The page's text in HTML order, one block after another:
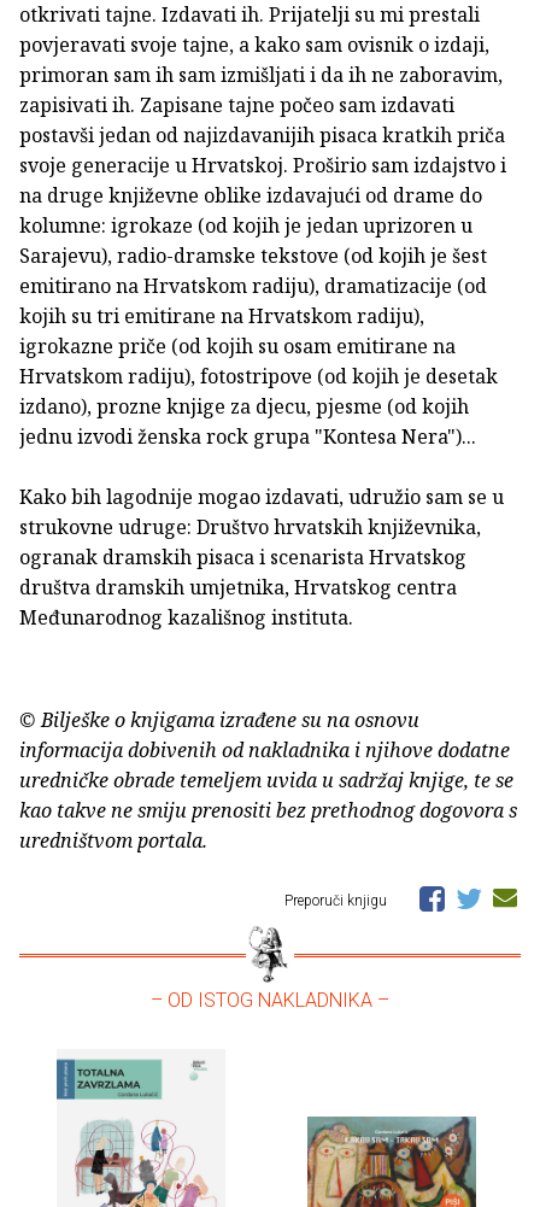
otkrivati tajne. Izdavati ih. Prijatelji su mi prestali
povjeravati svoje tajne, a kako sam ovisnik o izdaji,
primoran sam ih sam izmišljati i da ih ne zaboravim,
zapisivati ih. Zapisane tajne počeo sam izdavati
postavši jedan od najizdavanijih pisaca kratkih priča
svoje generacije u Hrvatskoj. Proširio sam izdajstvo i
na druge književne oblike izdavajući od drame do
kolumne: igrokaze (od kojih je jedan uprizoren u
Sarajevu), radio-dramske tekstove (od kojih je šest
emitirano na Hrvatskom radiju), dramatizacije (od
kojih su tri emitirane na Hrvatskom radiju),
igrokazne priče (od kojih su osam emitirane na
Hrvatskom radiju), fotostripove (od kojih je desetak
izdano), prozne knjige za djecu, pjesme (od kojih
jednu izvodi ženska rock grupa "Kontesa Nera")...
Kako bih lagodnije mogao izdavati, udružio sam se u
strukovne udruge: Društvo hrvatskih književnika,
ogranak dramskih pisaca i scenarista Hrvatskog
društva dramskih umjetnika, Hrvatskog centra
Međunarodnog kazališnog instituta.
© Bilješke o knjigama izrađene su na osnovu
informacija dobivenih od nakladnika i njihove dodatne
uredničke obrade temeljem uvida u sadržaj knjige, te se
kao takve ne smiju prenositi bez prethodnog dogovora s
uredništvom portala.
Preporuči knjigu
– OD ISTOG NAKLADNIKA –